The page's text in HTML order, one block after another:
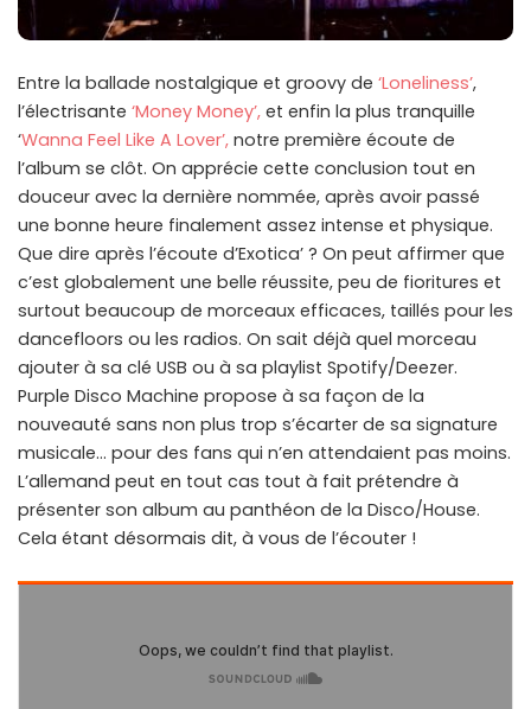
Entre la ballade nostalgique et groovy de ‘Loneliness’,
l’électrisante ‘Money Money’, et enfin la plus tranquille
‘Wanna Feel Like A Lover’, notre première écoute de
l’album se clôt. On apprécie cette conclusion tout en
douceur avec la dernière nommée, après avoir passé
une bonne heure finalement assez intense et physique.
Que dire après l’écoute d’Exotica’ ? On peut affirmer que
c’est globalement une belle réussite, peu de fioritures et
surtout beaucoup de morceaux efficaces, taillés pour les
dancefloors ou les radios. On sait déjà quel morceau
ajouter à sa clé USB ou à sa playlist Spotify/Deezer.
Purple Disco Machine propose à sa façon de la
nouveauté sans non plus trop s’écarter de sa signature
musicale… pour des fans qui n’en attendaient pas moins.
L’allemand peut en tout cas tout à fait prétendre à
présenter son album au panthéon de la Disco/House.
Cela étant désormais dit, à vous de l’écouter !